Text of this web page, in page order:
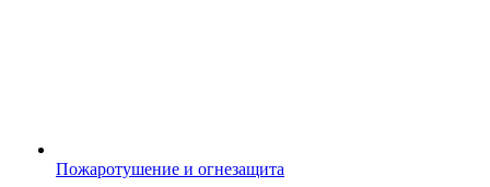
Пожаротушение и огнезащита